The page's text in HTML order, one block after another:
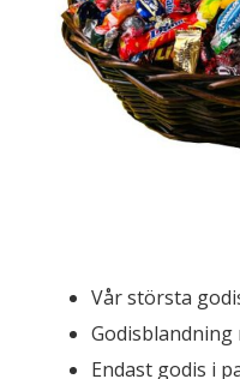
Vår största
Endast godis i